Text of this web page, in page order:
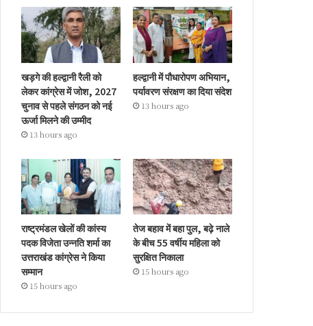
खड़गे की हल्द्वानी रैली को
लेकर कांग्रेस में जोश, 2027
चुनाव से पहले संगठन को नई
ऊर्जा मिलने की उम्मीद
13 hours ago
हल्द्वानी में पौधारोपण अभियान,
पर्यावरण संरक्षण का दिया संदेश
13 hours ago
राष्ट्रमंडल खेलों की कांस्य
पदक विजेता उन्नति शर्मा का
उत्तराखंड कांग्रेस ने किया
सम्मान
15 hours ago
तेज बहाव में बहा पुल, बढ़े नाले
के बीच 55 वर्षीय महिला को
सुरक्षित निकाला
15 hours ago